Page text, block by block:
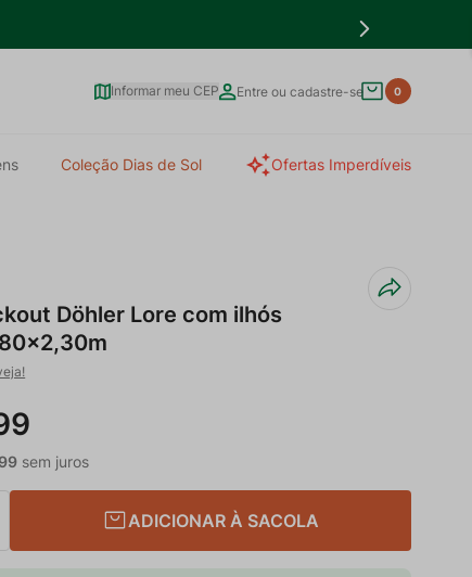
Informar meu CEP Entre ou cadastre-se 0
Coleção Dias de Sol Ofertas Imperdíveis
Döhler Lore com ilhós
99 sem juros
ADICIONAR À SACOLA